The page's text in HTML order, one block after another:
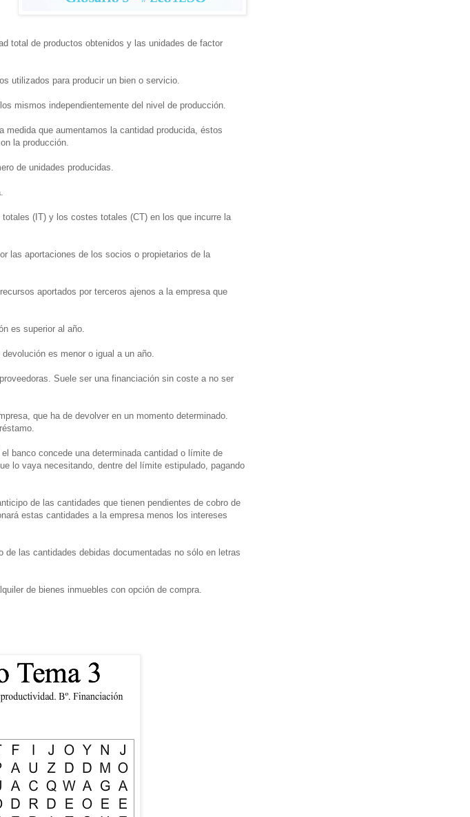
total de productos obtenidos y las unidades de factor
utilizados para producir un bien o servicio.
mismos independientemente del nivel de producción.
medida que aumentamos la cantidad producida, éstos
la producción.
de unidades producidas.
(IT) y los costes totales (CT) en los que incurre la
las aportaciones de los socios o propietarios de la
aportados por terceros ajenos a la empresa que
es superior al año.
es menor o igual a un año.
Suele ser una financiación sin coste a no ser
que ha de devolver en un momento determinado.
banco concede una determinada cantidad o límite de
lo vaya necesitando, dentre del límite estipulado, pagando
de las cantidades que tienen pendientes de cobro de
estas cantidades a la empresa menos los intereses
las cantidades debidas documentadas no sólo en letras
de bienes inmuebles con opción de compra.